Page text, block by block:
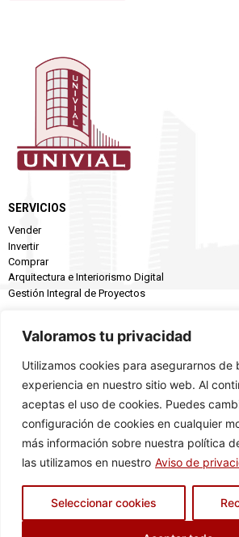
Valoramos tu privacidad
Utilizamos cookies para asegurarnos de
experiencia en nuestro sitio web. Al
aceptas el uso de cookies. Puedes
configuración de cookies en cualquier
más información sobre nuestra política
las utilizamos en nuestro Aviso de
Seleccionar cookies
SERVICIOS
Vender
Invertir
Comprar
Arquitectura e Interiorismo Digital
Gestión Integral de Proyectos
EMPRESA
Inmuebles
Blog Univial
Aviso Legal
Política de Privacidad
Política de Cookies
CONTACTO
Dirección